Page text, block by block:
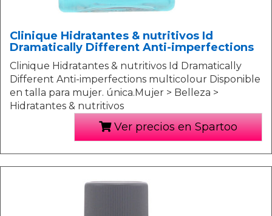
Clinique Hidratantes & nutritivos Id
Dramatically Different Anti-imperfections
Clinique Hidratantes & nutritivos Id Dramatically
Different Anti-imperfections multicolour Disponible
en talla para mujer. única.Mujer > Belleza >
Hidratantes & nutritivos
Ver precios en Spartoo